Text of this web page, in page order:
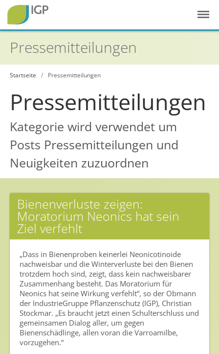
Startseite
Gesunde Pflanzen
In der Landwirtschaft
Integrierter Pflanzenschutz
In Haus & Garten
Geschichte des Pflanzenschutzes
Forschung & Entwicklung
Umweltschutz
Gesunde Nahrung
Nutzen von Pflanzenschutzmitteln
Sichere Lebensmittel
Zulassung
Gesunde Menschen
Versorgungs- & Ernährungssicherheit
Gepflegtes Eigenheim
Pressemitteilungen
Startseite / Pressemitteilungen
Pressemitteilungen
Kategorie wird verwendet um
Posts Pressemitteilungen und
Neuigkeiten zuzuordnen
Bienenverluste zeigen:
Moratorium Neonics hat sein
Ziel verfehlt
„Dass in Bienenproben keinerlei Neonicotinoide
nachweisbar und die Winterverluste bei den Bienen
trotzdem hoch sind, zeigt, dass kein nachweisbarer
Zusammenhang besteht. Das Moratorium für
Neonics hat seine Wirkung verfehlt“, so der Obmann
der IndustrieGruppe Pflanzenschutz (IGP), Christian
Stockmar. „Es braucht jetzt einen Schulterschluss und
gemeinsamen Dialog aller, um gegen
Bienenschädlinge, allen voran die Varroamilbe,
vorzugehen.“